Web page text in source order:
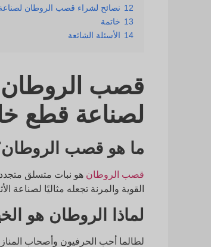
12 نصائح لشراء قصب الروطان لصناعة
13 خاتمة
14 الأسئلة الشائعة
قصب الروطان
لصناعة قطع
ما هو قصب
قصب الروطان هو نبات متسلق
القوية والمرنة تجعله مثاليًا لصناعة
لماذا الروطان هو
لطالما أحب الحرفيون وأصحاب